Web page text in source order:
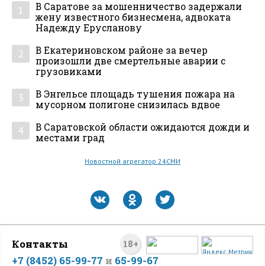
1
В Саратове за мошенничество задержали
жену известного бизнесмена, адвоката
Надежду Ерусланову
2
В Екатериновском районе за вечер
произошли две смертельные аварии с
грузовиками
3
В Энгельсе площадь тушения пожара на
мусорном полигоне снизилась вдвое
4
В Саратовской области ожидаются дожди и
местами град
Новостной агрегатор 24СМИ
18+
Контакты
+7 (8452) 65-99-77 и 65-99-67